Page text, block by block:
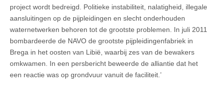
project wordt bedreigd. Politieke instabiliteit, nalatigheid, illegale
aansluitingen op de pijpleidingen en slecht onderhouden
waternetwerken behoren tot de grootste problemen. In juli 2011
bombardeerde de NAVO de grootste pijpleidingenfabriek in
Brega in het oosten van Libië, waarbij zes van de bewakers
omkwamen. In een persbericht beweerde de alliantie dat het
een reactie was op grondvuur vanuit de faciliteit.’